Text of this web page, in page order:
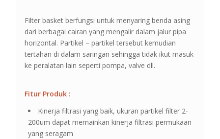
Filter basket berfungsi untuk menyaring benda asing
dari berbagai cairan yang mengalir dalam jalur pipa
horizontal. Partikel – partikel tersebut kemudian
tertahan di dalam saringan sehingga tidak ikut masuk
ke peralatan lain seperti pompa, valve dll.
Fitur Produk :
Kinerja filtrasi yang baik, ukuran partikel filter 2-
200um dapat memainkan kinerja filtrasi permukaan
yang seragam